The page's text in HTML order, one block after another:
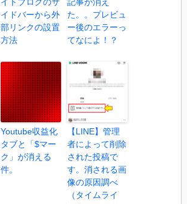
イドバーから外
部リンクの設置
方法
た。。プレビュ
ー後のエラーっ
てなによ！？
Youtube収益化
タブと「$マー
ク」が消える
件。
【LINE】管理
者によって削除
された投稿で
す。消される画
像の原因調べ
（タイムライ